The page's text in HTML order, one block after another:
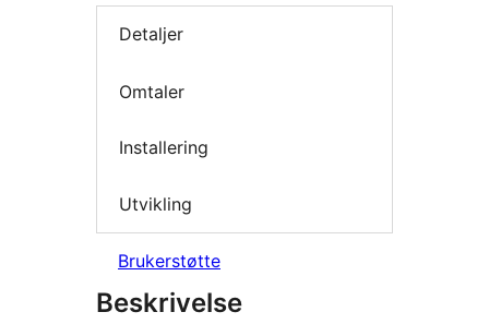
Detaljer
Omtaler
Installering
Utvikling
Brukerstøtte
Beskrivelse